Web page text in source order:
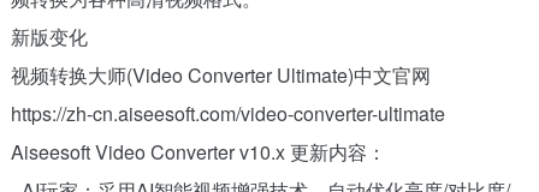
新版变化
视频转换大师(Video Converter Ultimate)中文官网
https://zh-cn.aiseesoft.com/video-converter-ultimate
Aiseesoft Video Converter v10.x 更新内容：